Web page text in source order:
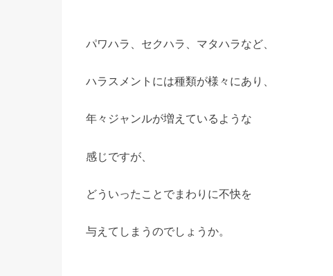
パワハラ、セクハラ、マタハラなど、
ハラスメントには種類が様々にあり、
年々ジャンルが増えているような
感じですが、
どういったことでまわりに不快を
与えてしまうのでしょうか。